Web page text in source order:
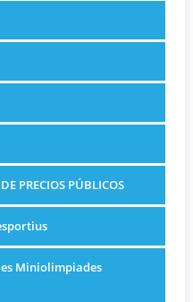
PRECIOS PÚBLICOS
Miniolimpiades